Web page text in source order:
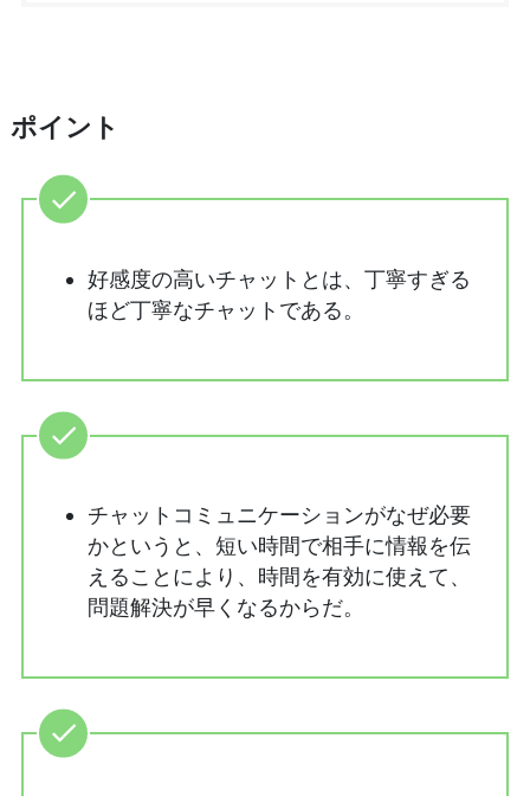
ポイント
好感度の高いチャットとは、丁寧すぎる
ほど丁寧なチャットである。
チャットコミュニケーションがなぜ必要
かというと、短い時間で相手に情報を伝
えることにより、時間を有効に使えて、
問題解決が早くなるからだ。